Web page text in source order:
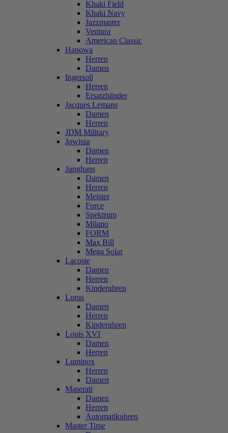
Khaki Field
Khaki Navy
Jazzmaster
Ventura
American Classic
Hanowa
Herren
Damen
Ingersoll
Herren
Ersatzbänder
Jacques Lemans
Damen
Herren
JDM Military
Jowissa
Damen
Herren
Junghans
Damen
Herren
Meister
Force
Spektrum
Milano
FORM
Max Bill
Mega Solar
Lacoste
Damen
Herren
Kinderuhren
Lorus
Damen
Herren
Kinderuhren
Louis XVI
Damen
Herren
Luminox
Herren
Damen
Maserati
Damen
Herren
Automatikuhren
Master Time